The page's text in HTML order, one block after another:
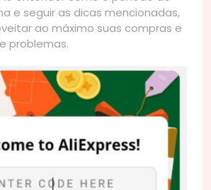
e seguir as dicas mencionadas,
ao máximo suas compras e
problemas.